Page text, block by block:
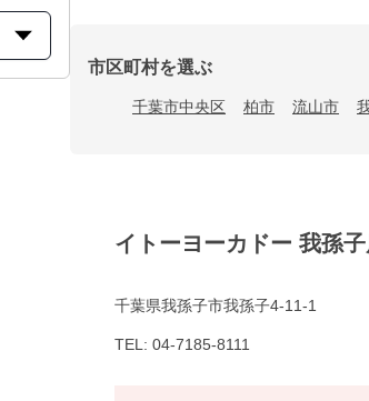
市区町村を選ぶ
千葉市中央区 柏市 流山市
イトーヨーカドー 我孫
千葉県我孫子市我孫子4-11-1
TEL: 04-7185-8111